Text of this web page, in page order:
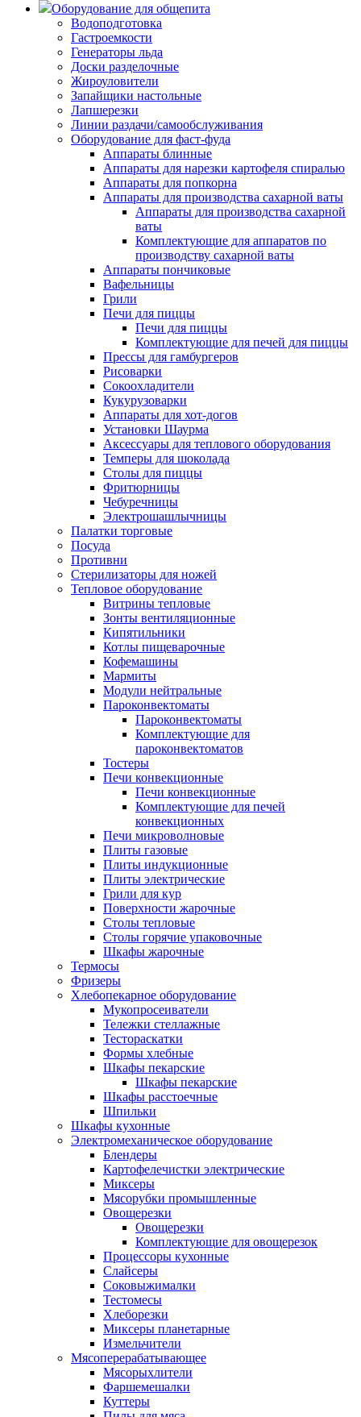
Оборудование для общепита
Водоподготовка
Гастроемкости
Генераторы льда
Доски разделочные
Жироуловители
Запайщики настольные
Лапшерезки
Линии раздачи/самообслуживания
Оборудование для фаст-фуда
Аппараты блинные
Аппараты для нарезки картофеля спиралью
Аппараты для попкорна
Аппараты для производства сахарной ваты
Аппараты для производства сахарной
ваты
Комплектующие для аппаратов по
производству сахарной ваты
Аппараты пончиковые
Вафельницы
Грили
Печи для пиццы
Печи для пиццы
Комплектующие для печей для пиццы
Прессы для гамбургеров
Рисоварки
Сокоохладители
Кукурузоварки
Аппараты для хот-догов
Установки Шаурма
Аксессуары для теплового оборудования
Темперы для шоколада
Столы для пиццы
Фритюрницы
Чебуречницы
Электрошашлычницы
Палатки торговые
Посуда
Противни
Стерилизаторы для ножей
Тепловое оборудование
Витрины тепловые
Зонты вентиляционные
Кипятильники
Котлы пищеварочные
Кофемашины
Мармиты
Модули нейтральные
Пароконвектоматы
Пароконвектоматы
Комплектующие для
пароконвектоматов
Тостеры
Печи конвекционные
Печи конвекционные
Комплектующие для печей
конвекционных
Печи микроволновые
Плиты газовые
Плиты индукционные
Плиты электрические
Грили для кур
Поверхности жарочные
Столы тепловые
Столы горячие упаковочные
Шкафы жарочные
Термосы
Фризеры
Хлебопекарное оборудование
Мукопросеиватели
Тележки стеллажные
Тестораскатки
Формы хлебные
Шкафы пекарские
Шкафы пекарские
Шкафы расстоечные
Шпильки
Шкафы кухонные
Электромеханическое оборудование
Блендеры
Картофелечистки электрические
Миксеры
Мясорубки промышленные
Овощерезки
Овощерезки
Комплектующие для овощерезок
Процессоры кухонные
Слайсеры
Соковыжималки
Тестомесы
Хлеборезки
Миксеры планетарные
Измельчители
Мясоперерабатывающее
Мясорыхлители
Фаршемешалки
Куттеры